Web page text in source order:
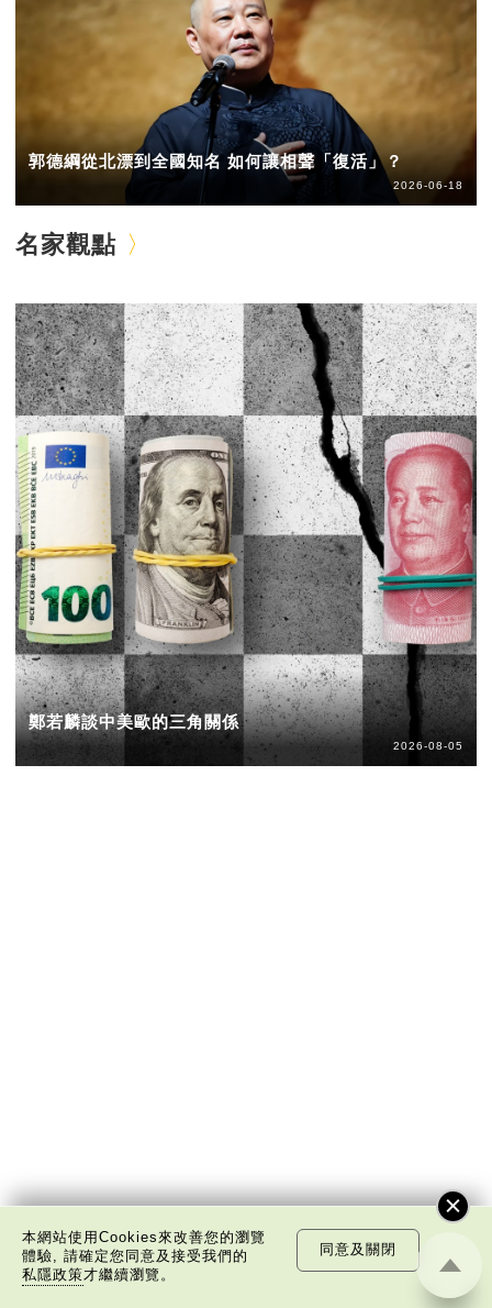
郭德綱從北漂到全國知名 如何讓相聲「復活」？
2026-06-18
名家觀點
鄭若麟談中美歐的三角關係
2026-08-05
李焯芬
本網站使用Cookies來改善您的瀏覽
體驗, 請確定您同意及接受我們的
私隱政策才繼續瀏覽。
同意及關閉